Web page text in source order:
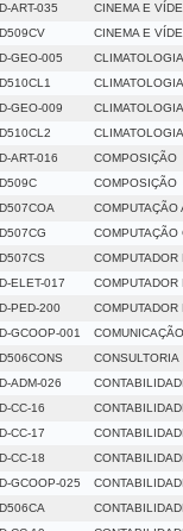
ART-035
CINEMA E
CINEMA E
GEO-005
GEO-009
ART-016
COMPOSIÇÃO
COMPOSIÇÃO
COMPUTAÇÃO
COMPUTAÇÃO
ELET-017
COMPUTADOR
PED-200
COMPUTADOR
GCOOP-001
CONSULTORIA
ADM-026
CC-16
CC-17
CC-18
GCOOP-025